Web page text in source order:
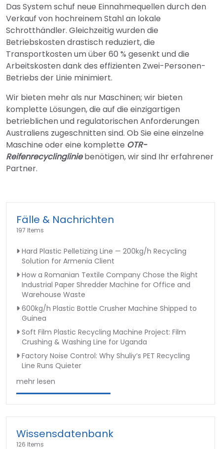
Das System schuf neue Einnahmequellen durch den
Verkauf von hochreinem Stahl an lokale
Schrotthändler. Gleichzeitig wurden die
Betriebskosten drastisch reduziert, die
Transportkosten um über 60 % gesenkt und die
Arbeitskosten dank des effizienten Zwei-Personen-
Betriebs der Linie minimiert.
Wir bieten mehr als nur Maschinen; wir bieten
komplette Lösungen, die auf die einzigartigen
betrieblichen und regulatorischen Anforderungen
Australiens zugeschnitten sind. Ob Sie eine einzelne
Maschine oder eine komplette OTR-
Reifenrecyclingliniebenötigen, wir sind Ihr erfahrener
Partner.
Fälle & Nachrichten
197 Items
Hard Plastic Pelletizing Line — 200kg/h Recycling
Solution for Armenia Client
How a Romanian Textile Company Chose the Right
Industrial Paper Shredder Machine for Office and
Warehouse Waste
600kg/h Plastic Bottle Crusher Machine Shipped to
Guinea
Soft Film Plastic Recycling Machine Project: Film
Crushing & Washing Line for Uganda
Factory Noise Control: Why Shuliy’s PET Recycling
Line Runs Quieter
mehr lesen
Wissensdatenbank
126 Items